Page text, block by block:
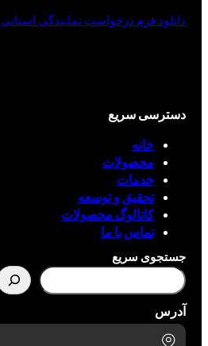
دانلود فرم درخواست نمایندگی استانی
دسترسی سریع
خانه
محصولات
خدمات
تحقیق و توسعه
کاتالوگ محصولات
تماس با ما
جستجوی سریع
آدرس